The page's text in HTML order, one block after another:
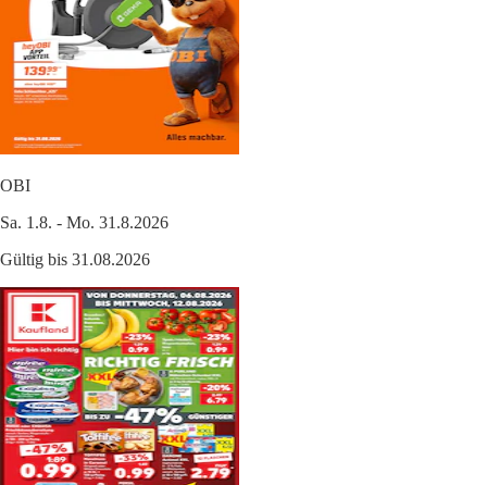
OBI
Sa. 1.8. - Mo. 31.8.2026
Gültig bis 31.08.2026